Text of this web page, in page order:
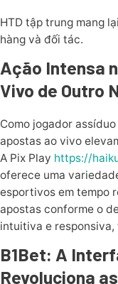
HTD tập trung mang
hàng và đối tác.
Ação Intensa
Vivo de Outro
Como jogador
apostas ao vivo
A Pix Play https://
oferece uma
esportivos em tempo
apostas conforme o
intuitiva e
B1Bet: A
Revoluciona